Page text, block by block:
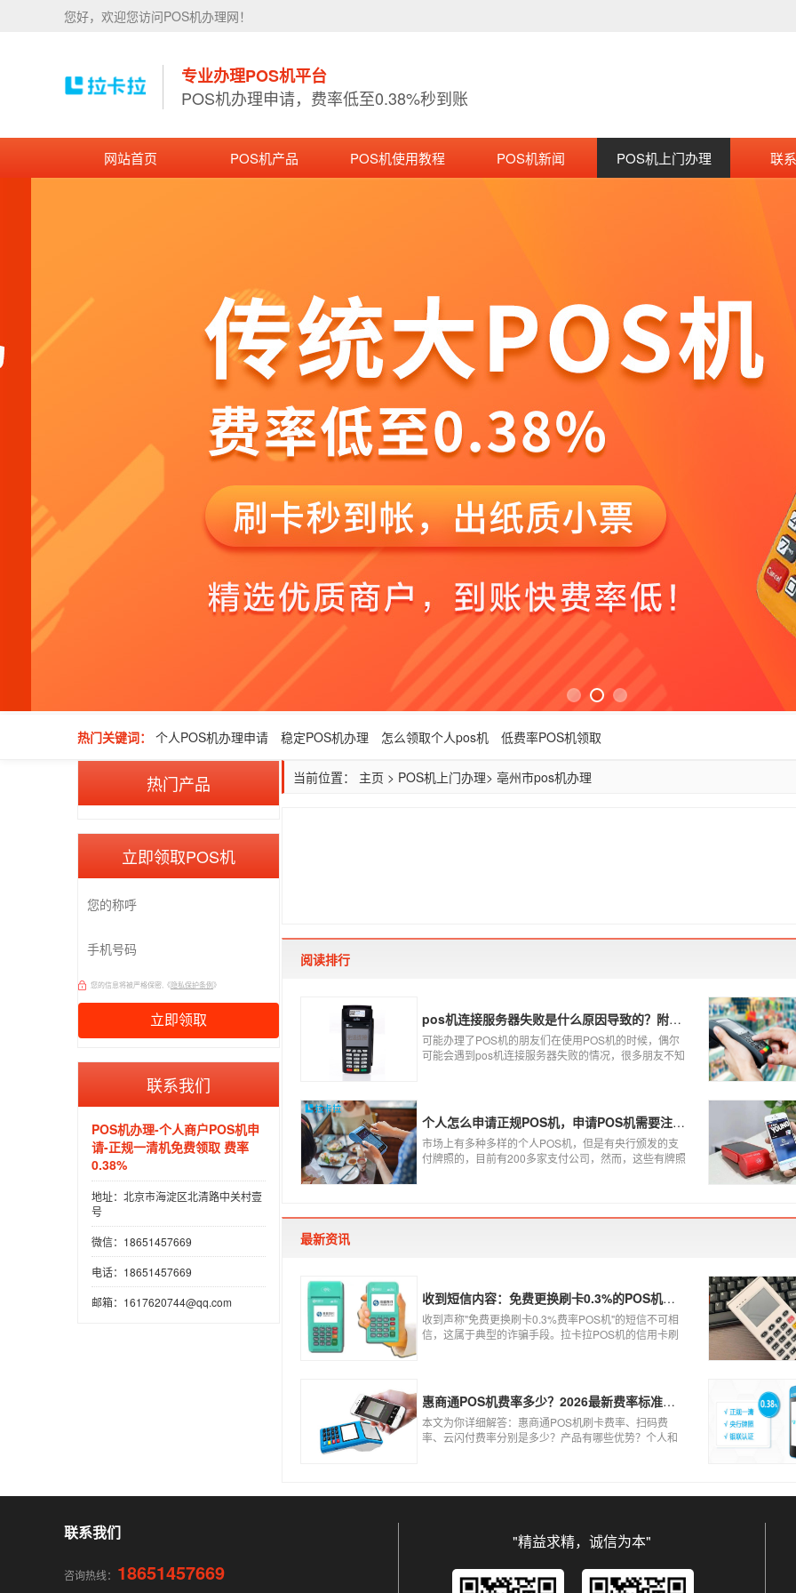
您好，欢迎您访问POS机办理网！
专业办理POS机平台
POS机办理申请，费率低至0.38%秒到账
网站首页 POS机产品 POS机使用教程 POS机新闻 POS机上门办理 联
热门关键词： 个人POS机办理申请 稳定POS机办理 怎么领取个人pos机 低费率POS机领取
热门产品
立即领取POS机
您的信息将被严格保密,《隐私保护条例》
联系我们
POS机办理-个人商户POS机申
请-正规一清机免费领取 费率
0.38%
地址：北京市海淀区北清路中关村壹
号
微信：18651457669
电话：18651457669
邮箱：1617620744@qq.com
当前位置： 主页 > POS机上门办理> 亳州市pos机办理
阅读排行
pos机连接服务器失败是什么原因导致的？附解决办法
可能办理了POS机的朋友们在使用POS机的时候，偶尔
可能会遇到pos机连接服务器失败的情况，很多朋友不知
个人怎么申请正规POS机，申请POS机需要注意什么？
市场上有多种多样的个人POS机，但是有央行颁发的支
付牌照的，目前有200多家支付公司，然而，这些有牌照
最新资讯
收到短信内容：免费更换刷卡0.3%的POS机，可以相信吗？
收到声称"免费更换刷卡0.3%费率POS机"的短信不可相
信，这属于典型的诈骗手段。拉卡拉POS机的信用卡刷
惠商通POS机费率多少？2026最新费率标准及办理全攻略
本文为你详细解答：惠商通POS机刷卡费率、扫码费
率、云闪付费率分别是多少？产品有哪些优势？个人和
联系我们
咨询热线： 18651457669
"精益求精，诚信为本"